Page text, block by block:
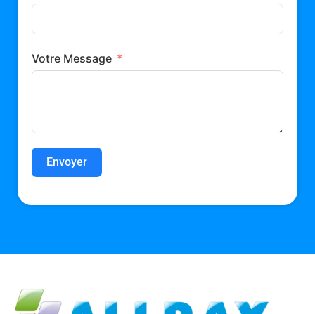
Votre Message
Envoyer